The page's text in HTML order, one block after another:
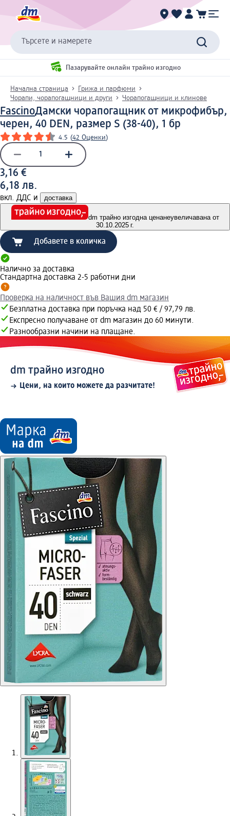
Търсете и намерете
Пазарувайте онлайн трайно изгодно
Начална страница
Грижа и парфюми
Чорапи, чорапогащници и други
Чорапогащници и клинове
FascinoДамски чорапогащник от микрофибър,
черен, 40 DEN, размер S (38-40), 1 бр
4.5 (42 Оценки)
3,16 €
6,18 лв.
вкл. ДДС и доставка
dm трайно изгодна ценанеувеличавана от
30.10.2025 г.
Добавете в количка
Налично за доставка
Стандартна доставка 2-5 работни дни
Проверка на наличност във Вашия dm магазин
Безплатна доставка при поръчка над 50 € / 97,79 лв.
Експресно получаване от dm магазин до 60 минути.
Разнообразни начини на плащане.
dm трайно изгодно
Цени, на които можете да разчитате!